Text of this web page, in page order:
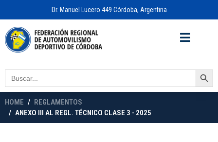
Dr. Manuel Lucero 449 Córdoba, Argentina
Search
for:
Search Button
HOME
REGLAMENTOS
ANEXO III AL REGL. TÉCNICO CLASE 3 - 2025